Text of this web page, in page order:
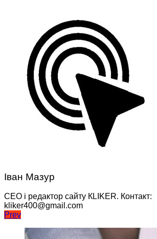
Іван Мазур
CEO і редактор сайту КLIKER. Контакт:
kliker400@gmail.com
Навігація
записів
Prev